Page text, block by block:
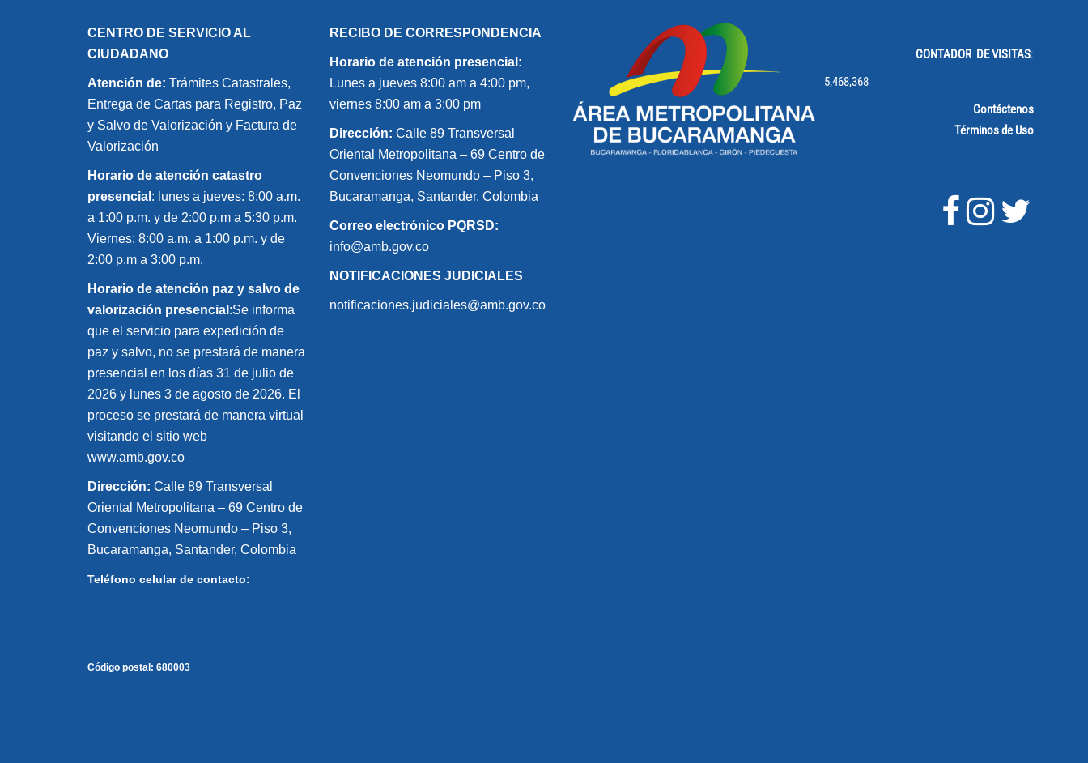
CENTRO DE SERVICIO AL
CIUDADANO
Atención de: Trámites Catastrales,
Entrega de Cartas para Registro, Paz
y Salvo de Valorización y Factura de
Valorización
Horario de atención catastro
presencial : lunes a jueves: 8:00 a.m.
a 1:00 p.m. y de 2:00 p.m a 5:30 p.m.
Viernes: 8:00 a.m. a 1:00 p.m. y de
2:00 p.m a 3:00 p.m.
Horario de atención paz y salvo de
valorización presencial :Se informa
que el servicio para expedición de
paz y salvo, no se prestará de manera
presencial en los días 31 de julio de
2026 y lunes 3 de agosto de 2026. El
proceso se prestará de manera virtual
visitando el sitio web
www.amb.gov.co
Dirección: Calle 89 Transversal
Oriental Metropolitana – 69 Centro de
Convenciones Neomundo – Piso 3,
Bucaramanga, Santander, Colombia
Teléfono celular de contacto:
Código postal: 680003
RECIBO DE CORRESPONDENCIA
Horario de atención presencial:
Lunes a jueves 8:00 am a 4:00 pm,
viernes 8:00 am a 3:00 pm
Dirección: Calle 89 Transversal
Oriental Metropolitana – 69 Centro de
Convenciones Neomundo – Piso 3,
Bucaramanga, Santander, Colombia
Correo electrónico PQRSD:
info@amb.gov.co
NOTIFICACIONES JUDICIALES
notificaciones.judiciales@amb.gov.co
CONTADOR DE VISITAS:
5,468,368
Contáctenos
Términos de Uso